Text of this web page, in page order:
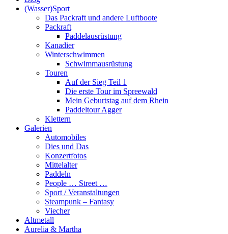
(Wasser)Sport
Das Packraft und andere Luftboote
Packraft
Paddelausrüstung
Kanadier
Winterschwimmen
Schwimmausrüstung
Touren
Auf der Sieg Teil 1
Die erste Tour im Spreewald
Mein Geburtstag auf dem Rhein
Paddeltour Agger
Klettern
Galerien
Automobiles
Dies und Das
Konzertfotos
Mittelalter
Paddeln
People … Street …
Sport / Veranstaltungen
Steampunk – Fantasy
Viecher
Altmetall
Aurelia & Martha